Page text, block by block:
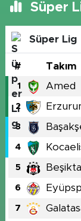
Süper
Süper Lig
# Takım
1 Amed
2
3
4
5
6
7